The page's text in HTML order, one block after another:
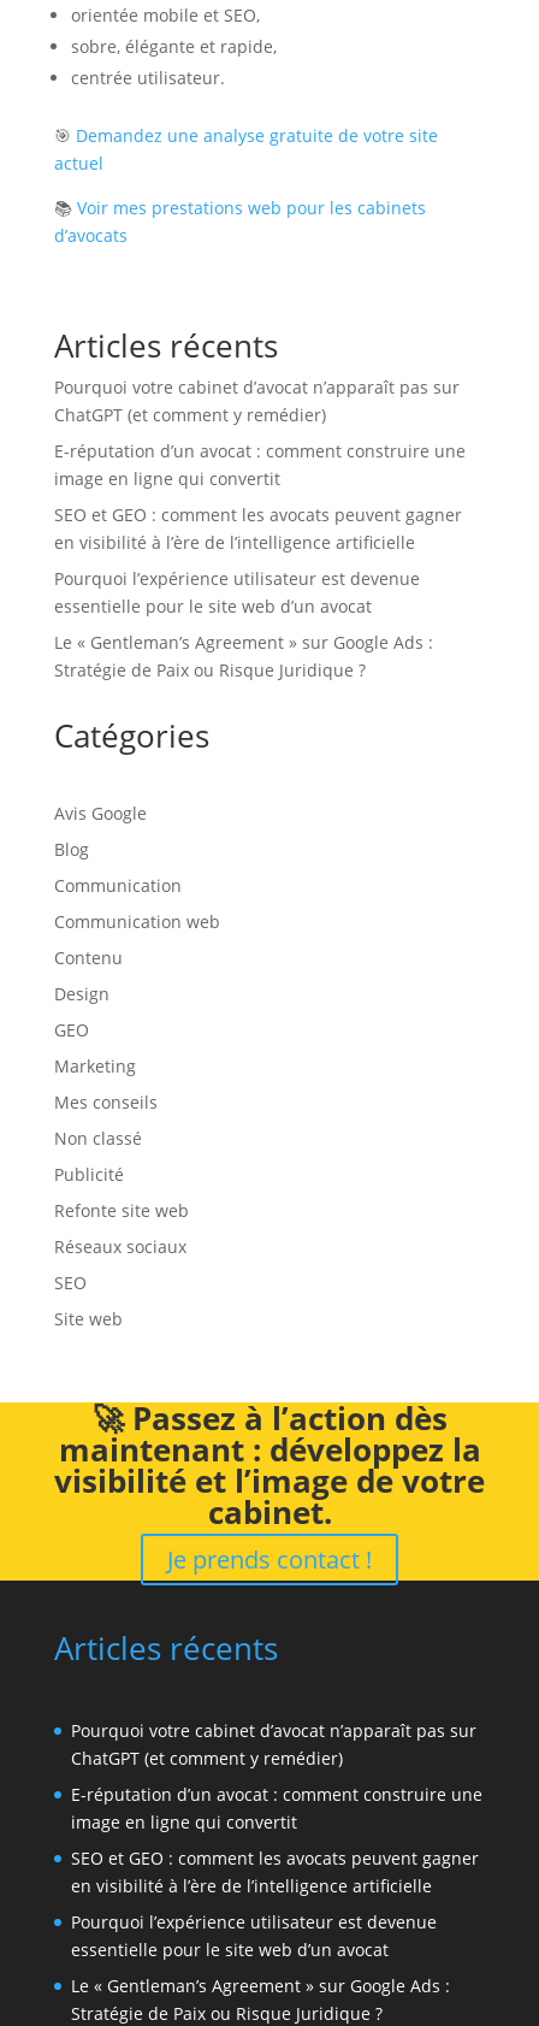
orientée mobile et SEO,
sobre, élégante et rapide,
centrée utilisateur.
🎯 Demandez une analyse gratuite de votre site
actuel
📚 Voir mes prestations web pour les cabinets
d’avocats
Articles récents
Pourquoi votre cabinet d’avocat n’apparaît pas sur
ChatGPT (et comment y remédier)
E-réputation d’un avocat : comment construire une
image en ligne qui convertit
SEO et GEO : comment les avocats peuvent gagner
en visibilité à l’ère de l’intelligence artificielle
Pourquoi l’expérience utilisateur est devenue
essentielle pour le site web d’un avocat
Le « Gentleman’s Agreement » sur Google Ads :
Stratégie de Paix ou Risque Juridique ?
Catégories
Avis Google
Blog
Communication
Communication web
Contenu
Design
GEO
Marketing
Mes conseils
Non classé
Publicité
Refonte site web
Réseaux sociaux
SEO
Site web
🚀 Passez à l’action dès
maintenant : développez la
visibilité et l’image de votre
cabinet.
Je prends contact !
Articles récents
Pourquoi votre cabinet d’avocat n’apparaît pas sur
ChatGPT (et comment y remédier)
E-réputation d’un avocat : comment construire une
image en ligne qui convertit
SEO et GEO : comment les avocats peuvent gagner
en visibilité à l’ère de l’intelligence artificielle
Pourquoi l’expérience utilisateur est devenue
essentielle pour le site web d’un avocat
Le « Gentleman’s Agreement » sur Google Ads :
Stratégie de Paix ou Risque Juridique ?